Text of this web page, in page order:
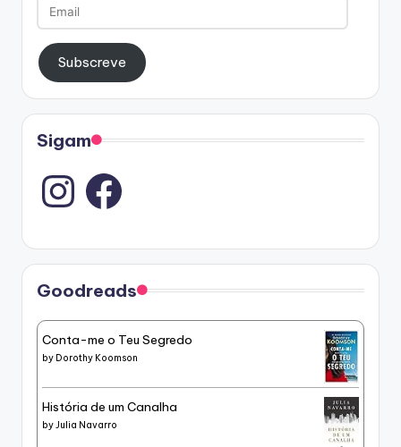
Subscreve
Sigam
Instagram
Goodreads
Conta-me o Teu Segredo
by Dorothy Koomson
História de um Canalha
byJulia Navarro